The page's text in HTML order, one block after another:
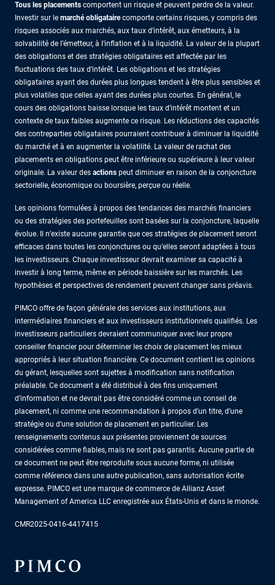
Tous les placements comportent un risque et peuvent perdre de la valeur.
Investir sur le marché obligatairecomporte certains risques, y compris des
risques associés aux marchés, aux taux d’intérêt, aux émetteurs, à la
solvabilité de l’émetteur, à l’inflation et à la liquidité. La valeur de la plupart
des obligations et des stratégies obligataires est affectée par les
fluctuations des taux d’intérêt. Les obligations et les stratégies
obligataires ayant des durées plus longues tendent à être plus sensibles et
plus volatiles que celles ayant des durées plus courtes. En général, le
cours des obligations baisse lorsque les taux d’intérêt montent et un
contexte de taux faibles augmente ce risque. Les réductions des capacités
des contreparties obligataires pourraient contribuer à diminuer la liquidité
du marché et à en augmenter la volatilité. La valeur de rachat des
placements en obligations peut être inférieure ou supérieure à leur valeur
originale. La valeur des actions peut diminuer en raison de la conjoncture
sectorielle, économique ou boursière, perçue ou réelle.
Les opinions formulées à propos des tendances des marchés financiers
ou des stratégies des portefeuilles sont basées sur la conjoncture, laquelle
évolue. Il n’existe aucune garantie que ces stratégies de placement seront
efficaces dans toutes les conjonctures ou qu’elles seront adaptées à tous
les investisseurs. Chaque investisseur devrait examiner sa capacité à
investir à long terme, même en période baissière sur les marchés. Les
hypothèses et perspectives de rendement peuvent changer sans préavis.
PIMCO offre de façon générale des services aux institutions, aux
intermédiaires financiers et aux investisseurs institutionnels qualifiés. Les
investisseurs particuliers devraient communiquer avec leur propre
conseiller financier pour déterminer les choix de placement les mieux
appropriés à leur situation financière. Ce document contient les opinions
du gérant, lesquelles sont sujettes à modification sans notification
préalable. Ce document a été distribué à des fins uniquement
d’information et ne devrait pas être considéré comme un conseil de
placement, ni comme une recommandation à propos d’un titre, d’une
stratégie ou d’une solution de placement en particulier. Les
renseignements contenus aux présentes proviennent de sources
considérées comme fiables, mais ne sont pas garantis. Aucune partie de
ce document ne peut être reproduite sous aucune forme, ni utilisée
comme référence dans une autre publication, sans autorisation écrite
expresse. PIMCO est une marque de commerce de Allianz Asset
Management of America LLC enregistrée aux États-Unis et dans le monde.
CMR2025-0416-4417415